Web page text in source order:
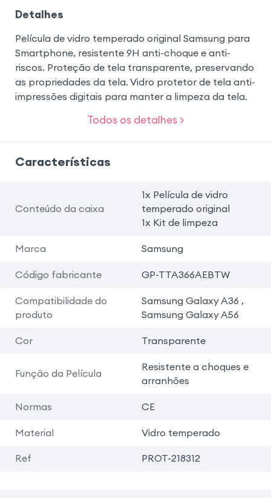
Detalhes
Película de vidro temperado original Samsung para
Smartphone, resistente 9H anti-choque e anti-
riscos. Proteção de tela transparente, preservando
as propriedades da tela. Vidro protetor de tela anti-
impressões digitais para manter a limpeza da tela.
Todos os detalhes >
Características
Conteúdo da caixa
1x Película de vidro
temperado original
1x Kit de limpeza
Marca Samsung
Código fabricante GP-TTA366AEBTW
Compatibilidade do
produto
Samsung Galaxy A36 ,
Samsung Galaxy A56
Cor Transparente
Função da Película
Resistente a choques e
arranhões
Normas CE
Material Vidro temperado
Ref PROT-218312